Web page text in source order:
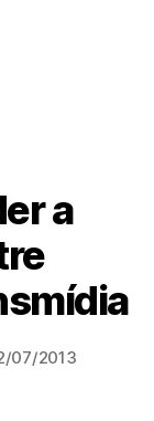
a
07/2013